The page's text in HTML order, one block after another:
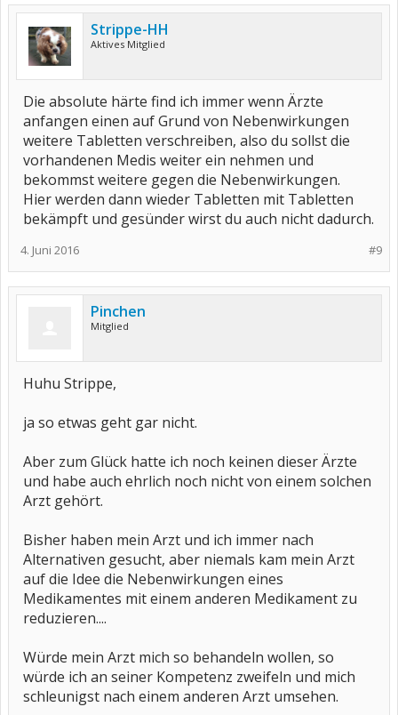
Strippe-HH
Aktives Mitglied
Die absolute härte find ich immer wenn Ärzte
anfangen einen auf Grund von Nebenwirkungen
weitere Tabletten verschreiben, also du sollst die
vorhandenen Medis weiter ein nehmen und
bekommst weitere gegen die Nebenwirkungen.
Hier werden dann wieder Tabletten mit Tabletten
bekämpft und gesünder wirst du auch nicht dadurch.
#9
4. Juni 2016
Pinchen
Mitglied
Huhu Strippe,
ja so etwas geht gar nicht.
Aber zum Glück hatte ich noch keinen dieser Ärzte
und habe auch ehrlich noch nicht von einem solchen
Arzt gehört.
Bisher haben mein Arzt und ich immer nach
Alternativen gesucht, aber niemals kam mein Arzt
auf die Idee die Nebenwirkungen eines
Medikamentes mit einem anderen Medikament zu
reduzieren....
Würde mein Arzt mich so behandeln wollen, so
würde ich an seiner Kompetenz zweifeln und mich
schleunigst nach einem anderen Arzt umsehen.